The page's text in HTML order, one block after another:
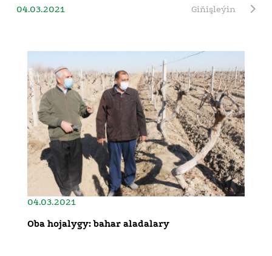
04.03.2021 Giňişleýin
04.03.2021
Oba hojalygy: bahar aladalary